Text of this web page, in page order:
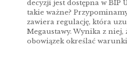
decyzji jest dostępna w BIP
takie ważne?
zawiera regulację, która
Megaustawy. Wynika z niej,
obowiązek określać warunki